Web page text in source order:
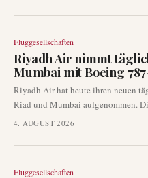
Expansionstempo der
Fluggesellschaften
Riyadh Air nimmt
Mumbai mit Boeing
Riyadh Air hat heute ihren neuen
Riad und Mumbai aufgenommen.
Flugzeugen durchgeführte Route
Konnektivität zwischen dem Golf
4. AUGUST 2026
Fluggesellschaften